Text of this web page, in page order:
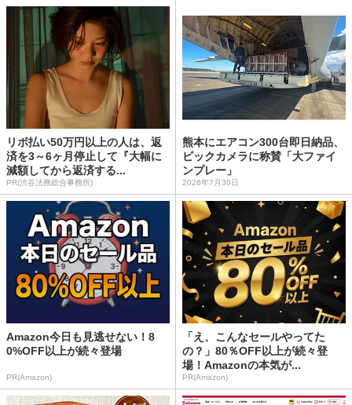
リボ払い50万円以上の人は、返
済を3～6ヶ月停止して『大幅に
減額してから返済する...
PR(渋谷法務総合事務所)
熊本にエアコン300台即日納品、
ビックカメラに称賛「大ファイ
ンプレー」
2026年7月30日
Amazon今日も見逃せない！8
0%OFF以上が続々登場
PR(Amazon)
「え、こんなセールやってた
の？」80％OFF以上が続々登
場！Amazonの本気が...
PR(Amazon)